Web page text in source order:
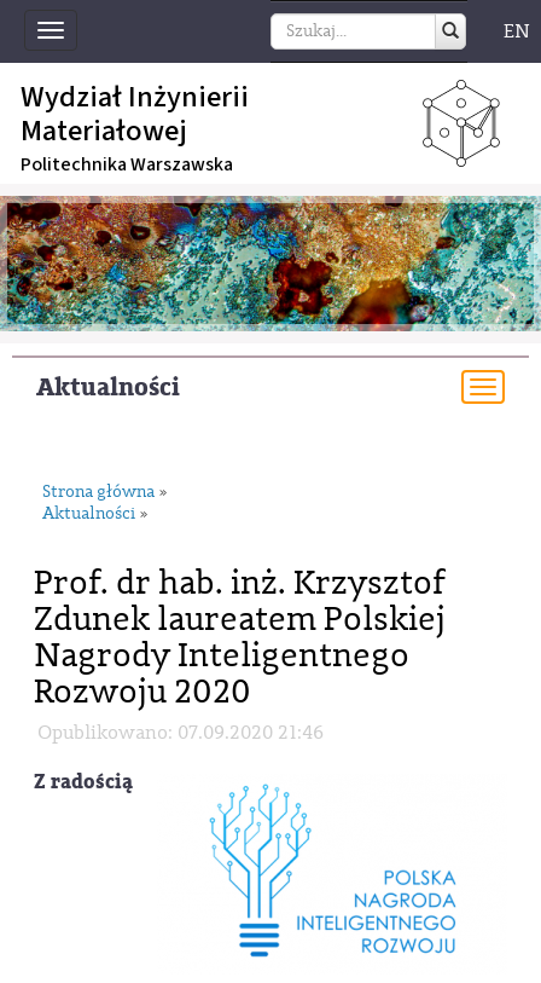
Toggle
navigation
EN
Wydział Inżynierii
Materiałowej
Politechnika Warszawska
Aktualności
Strona główna »
Aktualności »
Prof. dr hab. inż. Krzysztof
Zdunek laureatem Polskiej
Nagrody Inteligentnego
Rozwoju 2020
Opublikowano: 07.09.2020 21:46
Z radością